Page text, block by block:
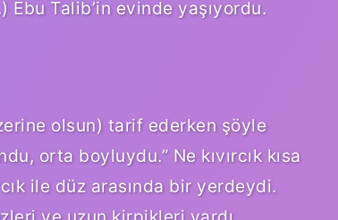
Ebu Talib’in evinde yaşıyordu.
olsun) tarif ederken şöyle
orta boyluydu.” Ne kıvırcık kısa
ile düz arasında bir yerdeydi.